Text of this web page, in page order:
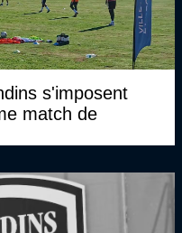
s'imposent
match de